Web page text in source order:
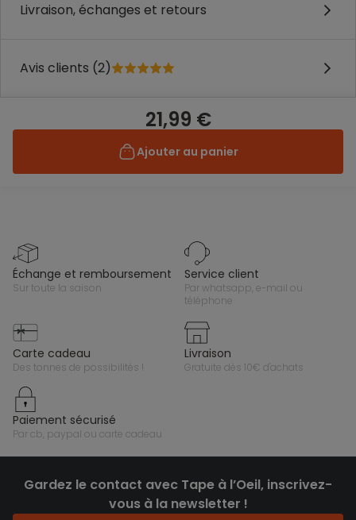
Livraison, échanges et retours
Avis clients (2)
21,99 €
Ajouter au panier
échange et remboursement
sur toute la saison
service client
par whatsapp, e-mail ou
téléphone
carte cadeau
des tonnes de possibilités !
livraison
gratuite dès 10€ d'achats
paiement sécurisé
par cb, paypal ou carte cadeau
Gardez le contact avec Tape à l’Oeil, inscrivez-
vous à la newsletter !